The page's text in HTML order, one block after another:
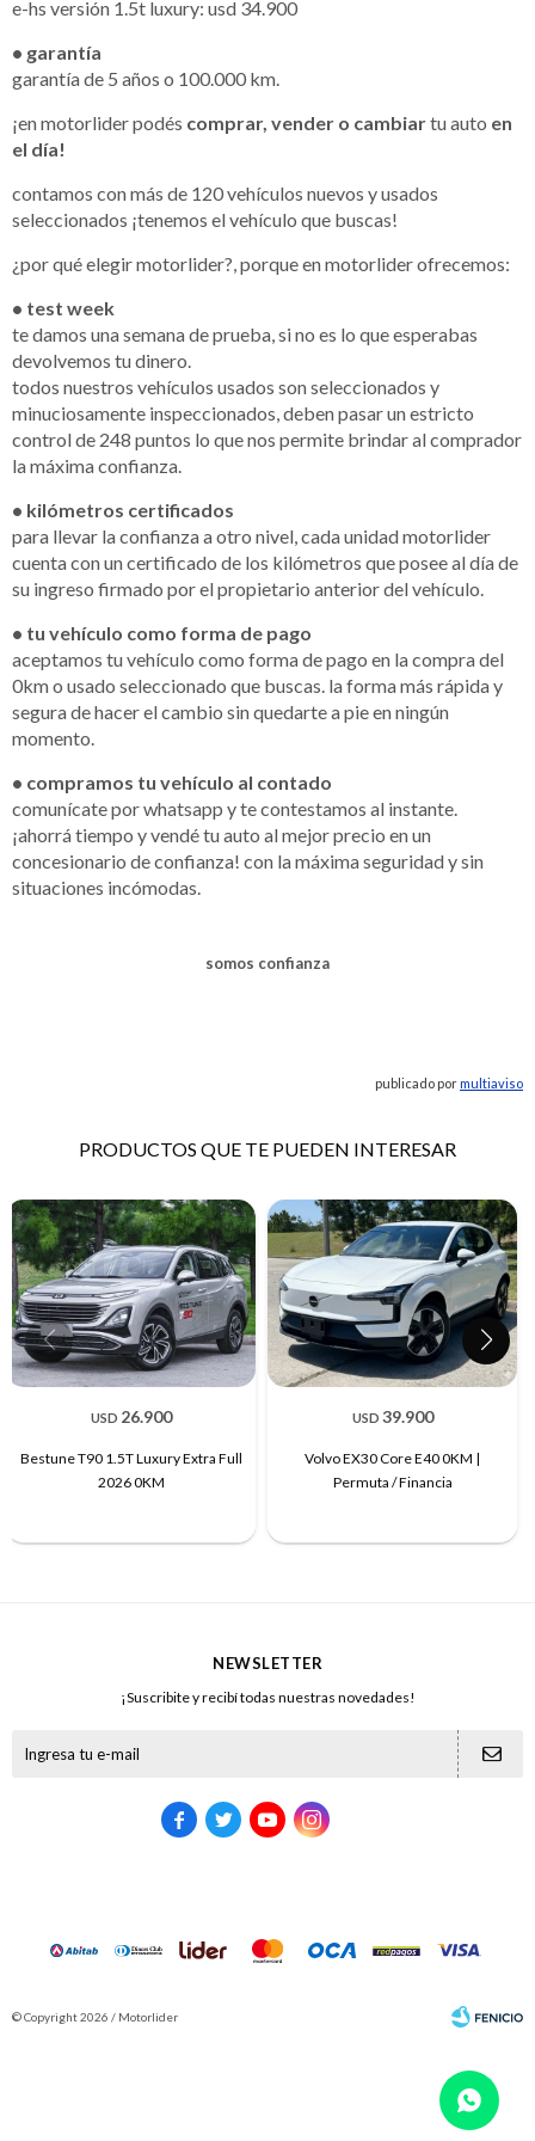
e-hs versión 1.5t luxury: usd 34.900
• garantía
garantía de 5 años o 100.000 km.
¡en motorlider podés comprar, vender o cambiartu auto en
el día!
contamos con más de 120 vehículos nuevos y usados
seleccionados ¡tenemos el vehículo que buscas!
¿por qué elegir motorlider?, porque en motorlider ofrecemos:
• test week
te damos una semana de prueba, si no es lo que esperabas
devolvemos tu dinero.
todos nuestros vehículos usados son seleccionados y
minuciosamente inspeccionados, deben pasar un estricto
control de 248 puntos lo que nos permite brindar al comprador
la máxima confianza.
• kilómetros certificados
para llevar la confianza a otro nivel, cada unidad motorlider
cuenta con un certificado de los kilómetros que posee al día de
su ingreso firmado por el propietario anterior del vehículo.
• tu vehículo como forma de pago
aceptamos tu vehículo como forma de pago en la compra del
0km o usado seleccionado que buscas. la forma más rápida y
segura de hacer el cambio sin quedarte a pie en ningún
momento.
• compramos tu vehículo al contado
comunícate por whatsapp y te contestamos al instante.
¡ahorrá tiempo y vendé tu auto al mejor precio en un
concesionario de confianza! con la máxima seguridad y sin
situaciones incómodas.
somos confianza
publicado pormultiaviso
PRODUCTOS QUE TE PUEDEN INTERESAR
USD 26.900
Bestune T90 1.5T Luxury Extra Full
2026 0KM
USD 39.900
Volvo EX30 Core E40 0KM |
Permuta / Financia
NEWSLETTER
¡Suscribite y recibí todas nuestras novedades!
   
© Copyright 2026 / Motorlider